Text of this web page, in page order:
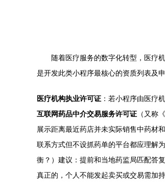
随着医疗服务的数字化转型，医疗
是开发此类小程序最核心的资质列表及申
医疗机构执业许可证 ：若小程序由医疗
互联网药品中介交易服务许可证 （又称
展示距离最近药店并未实际销售中药材
联系方式但不设抓药单的平台都应理解
衡？）建议：提前和当地药监局匹配答
真正的，个人不能发起卖买或交易需加